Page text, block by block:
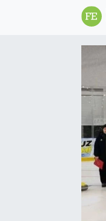
Buz Hokeyi
Cimnastik